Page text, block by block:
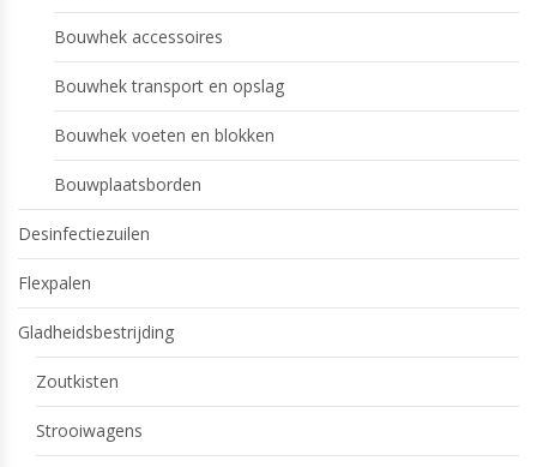
Bouwhek accessoires
Bouwhek transport en opslag
Bouwhek voeten en blokken
Bouwplaatsborden
Desinfectiezuilen
Flexpalen
Gladheidsbestrijding
Zoutkisten
Strooiwagens